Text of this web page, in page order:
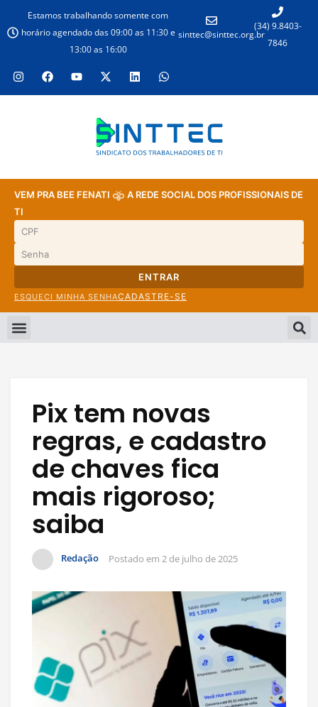
Estamos trabalhando somente com
horário agendado das 09:00 as 11:30 e
13:00 as 16:00
sinttec@sinttec.org.br
(34) 9.8403-
7846
VEM PRA BEE FENATI
A REDE SOCIAL DOS PROFISSIONAIS DE
TI
ENTRAR
ESQUECI MINHA SENHACADASTRE-SE
Pix tem novas
regras, e cadastro
de chaves fica
mais rigoroso;
saiba
Redação Postado em 2 de julho de 2025